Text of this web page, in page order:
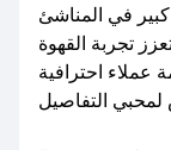
في المناشئ
تجربة القهوة
احترافية
التفاصيل